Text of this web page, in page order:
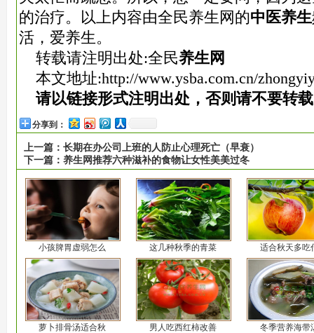
的治疗。以上内容由全民养生网的中医养生
活，爱养生。
转载请注明出处:全民养生网
本文地址:http://www.ysba.com.cn/
请以链接形式注明出处，否则请不要转
分享到：
上一篇： 长期在办公司上班的人防止心理死亡（早衰）
下一篇： 养生网推荐六种滋补的食物让女性美美过冬
小孩脾胃虚弱怎么 这几种秋季的青菜 适合秋天多吃
萝卜排骨汤适合秋 男人吃西红柿改善 冬季营养海带